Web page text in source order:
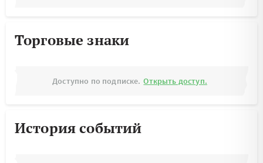
Торговые знаки
Доступно по подписке. Открыть доступ.
История событий